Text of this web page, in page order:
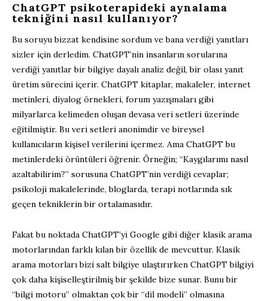
ChatGPT psikoterapideki aynalama
tekniğini nasıl kullanıyor?
Bu soruyu bizzat kendisine sordum ve bana verdiği yanıtları
sizler için derledim. ChatGPT’nin insanların sorularına
verdiği yanıtlar bir bilgiye dayalı analiz değil, bir olası yanıt
üretim sürecini içerir. ChatGPT kitaplar, makaleler, internet
metinleri, diyalog örnekleri, forum yazışmaları gibi
milyarlarca kelimeden oluşan devasa veri setleri üzerinde
eğitilmiştir. Bu veri setleri anonimdir ve bireysel
kullanıcıların kişisel verilerini içermez. Ama ChatGPT bu
metinlerdeki örüntüleri öğrenir. Örneğin; “Kaygılarımı nasıl
azaltabilirim?” sorusuna ChatGPT’nin verdiği cevaplar;
psikoloji makalelerinde, bloglarda, terapi notlarında sık
geçen tekniklerin bir ortalamasıdır.
Fakat bu noktada ChatGPT’yi Google gibi diğer klasik arama
motorlarından farklı kılan bir özellik de mevcuttur. Klasik
arama motorları bizi salt bilgiye ulaştırırken ChatGPT bilgiyi
çok daha kişiselleştirilmiş bir şekilde bize sunar. Bunu bir
“bilgi motoru” olmaktan çok bir “dil modeli” olmasına